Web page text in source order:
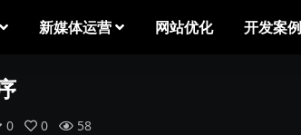
新媒体运营 网站优化 开发案例
0 0 58